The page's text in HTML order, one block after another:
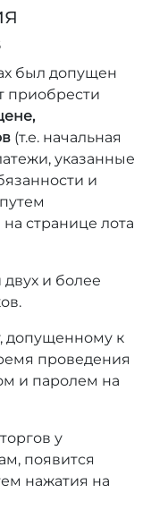
был допущен
приобрести
(т.е. начальная
указанные
и
странице лота
и более
допущенному к
проведения
и паролем на
у
появится
нажатия на